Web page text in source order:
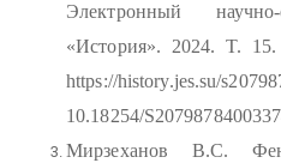
Электронный
«История». 2024. T.
https://history.jes.su/
10.18254/
Мирзеханов В.С.